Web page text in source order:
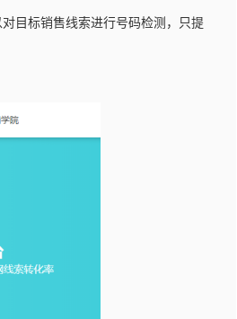
目标销售线索进行号码检测，只提